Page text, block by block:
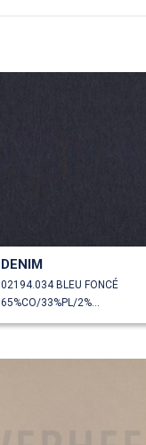
DENIM
02194.034 BLEU FONCÉ